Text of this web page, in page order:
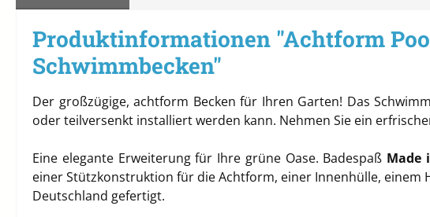
Produktinformationen "Achtform
Schwimmbecken"
Der großzügige, achtform Becken für Ihren Garten! Das
oder teilversenkt installiert werden kann. Nehmen Sie ein
Eine elegante Erweiterung für Ihre grüne Oase. Badespaß Made
einer Stützkonstruktion für die Achtform, einer Innenhülle,
Deutschland gefertigt.